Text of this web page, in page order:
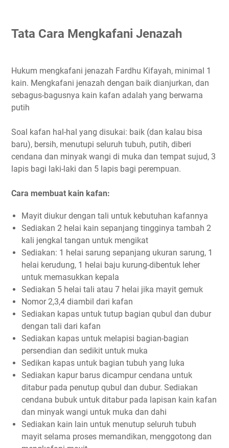
Tata Cara Mengkafani Jenazah
Hukum mengkafani jenazah Fardhu Kifayah, minimal 1
kain. Mengkafani jenazah dengan baik dianjurkan, dan
sebagus-bagusnya kain kafan adalah yang berwarna
putih
Soal kafan hal-hal yang disukai: baik (dan kalau bisa
baru), bersih, menutupi seluruh tubuh, putih, diberi
cendana dan minyak wangi di muka dan tempat sujud, 3
lapis bagi laki-laki dan 5 lapis bagi perempuan.
Cara membuat kain kafan:
Mayit diukur dengan tali untuk kebutuhan kafannya
Sediakan 2 helai kain sepanjang tingginya tambah 2
kali jengkal tangan untuk mengikat
Sediakan: 1 helai sarung sepanjang ukuran sarung, 1
helai kerudung, 1 helai baju kurung-dibentuk leher
untuk memasukkan kepala
Sediakan 5 helai tali atau 7 helai jika mayit gemuk
Nomor 2,3,4 diambil dari kafan
Sediakan kapas untuk tutup bagian qubul dan dubur
dengan tali dari kafan
Sediakan kapas untuk melapisi bagian-bagian
persendian dan sedikit untuk muka
Sedikan kapas untuk bagian tubuh yang luka
Sediakan kapur barus dicampur cendana untuk
ditabur pada penutup qubul dan dubur. Sediakan
cendana bubuk untuk ditabur pada lapisan kain kafan
dan minyak wangi untuk muka dan dahi
Sediakan kain lain untuk menutup seluruh tubuh
mayit selama proses memandikan, menggotong dan